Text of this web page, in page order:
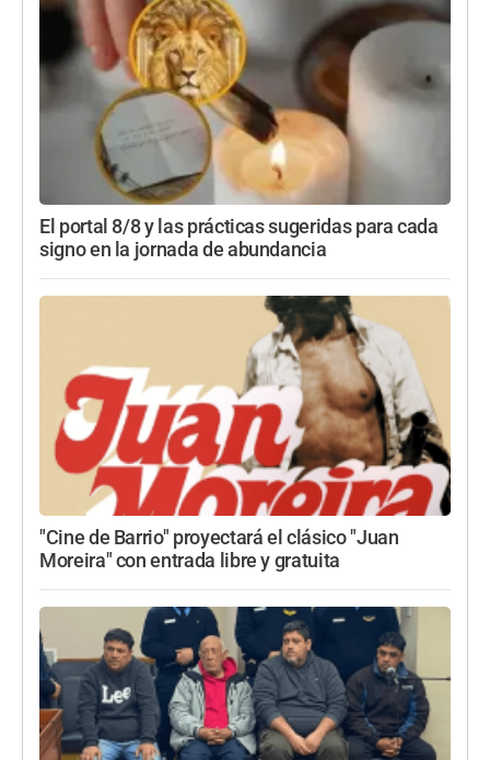
El portal 8/8 y las prácticas sugeridas para cada
signo en la jornada de abundancia
"Cine de Barrio" proyectará el clásico "Juan
Moreira" con entrada libre y gratuita